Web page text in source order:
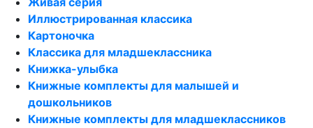
Иллюстрированная классика
Картоночка
Классика для младшеклассника
Книжка-улыбка
Книжные комплекты для малышей и
дошкольников
Книжные комплекты для младшеклассников